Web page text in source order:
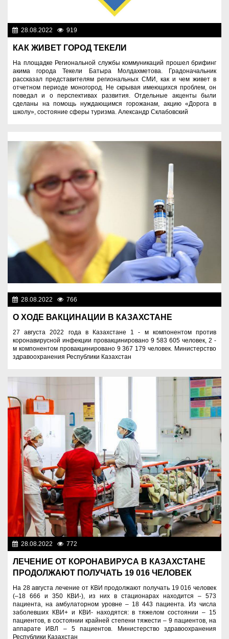
28.08.2022 919
КАК ЖИВЕТ ГОРОД ТЕКЕЛИ
На площадке Региональной службы коммуникаций прошел брифинг
акима города Текели Батыра Молдахметова. Градоначальник
рассказал представителям региональных СМИ, как и чем живет в
отчетном периоде моногород. Не скрывая имеющихся проблем, он
поведал и о перспективах развития. Отдельные акценты были
сделаны на помощь нуждающимся горожанам, акцию «Дорога в
школу», состояние сферы туризма. Александр Склабовский
28.08.2022 766
О ХОДЕ ВАКЦИНАЦИИ В КАЗАХСТАНЕ
27 августа 2022 года в Казахстане 1 - м компонентом против
коронавирусной инфекции провакцинировано 9 583 605 человек, 2 -
м компонентом провакцинировано 9 367 179 человек. Министерство
здравоохранения Республики Казахстан
28.08.2022 772
ЛЕЧЕНИЕ ОТ КОРОНАВИРУСА В КАЗАХСТАНЕ
ПРОДОЛЖАЮТ ПОЛУЧАТЬ 19 016 ЧЕЛОВЕК
На 28 августа лечение от КВИ продолжают получать 19 016 человек
(–18 666 и 350 КВИ-), из них в стационарах находится – 573
пациента, на амбулаторном уровне – 18 443 пациентa. Из числа
заболевших КВИ+ и КВИ- находятся: в тяжелом состоянии – 15
пациентов, в состоянии крайней степени тяжести – 9 пациентов, на
аппарате ИВЛ – 5 пациентов. Министерство здравоохранения
Республики Казахстан